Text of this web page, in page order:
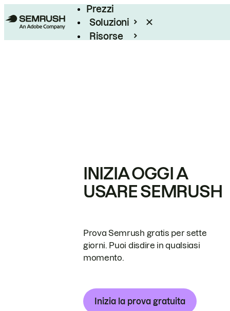
Prezzi
Soluzioni
Risorse
INIZIA OGGI A
USARE SEMRUSH
Prova Semrush gratis per sette
giorni. Puoi disdire in qualsiasi
momento.
Inizia la prova gratuita